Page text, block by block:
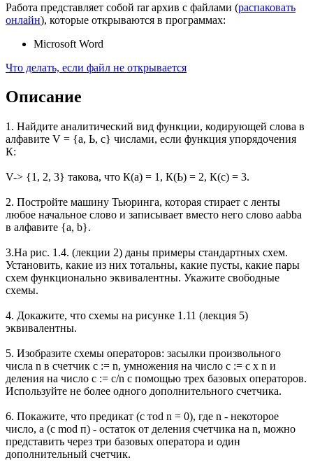
Работа представляет собой rar архив с файлами (распаковать
онлайн), которые открываются в программах:
Microsoft Word
Что делать, если файл не открывается
Описание
1. Найдите аналитический вид функции, кодирующей слова в
алфавите V = {а, Ь, c} числами, если функция упорядочения
К:
V-> {1, 2, 3} такова, что К(а) = 1, К(Ь) = 2, К(с) = 3.
2. Постройте машину Тьюринга, которая стирает с ленты
любое начальное слово и записывает вместо него слово aabba
в алфавите {а, b}.
3.На рис. 1.4. (лекции 2) даны примеры стандартных схем.
Установить, какие из них тотальны, какие пусты, какие пары
схем функционально эквивалентны. Укажите свободные
схемы.
4. Докажите, что схемы на рисунке 1.11 (лекция 5)
эквивалентны.
5. Изобразите схемы операторов: засылки произвольного
числа n в счетчик с := n, умножения на число с := с х n и
деления на число с := с/n с помощью трех базовых операторов.
Используйте не более одного дополнительного счетчика.
6. Покажите, что предикат (с тod n = 0), где n - некоторое
число, а (с mod п) - остаток от деления счетчика на n, можно
представить через три базовых оператора и один
дополнительный счетчик.